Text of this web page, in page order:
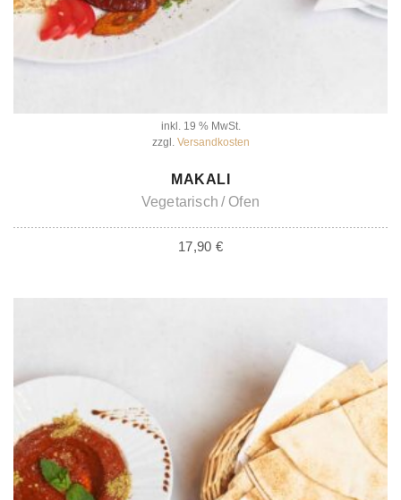
inkl. 19 % MwSt.
zzgl. Versandkosten
IN DEN WARENKORB
MAKALI
Vegetarisch
Ofen
17,90 €